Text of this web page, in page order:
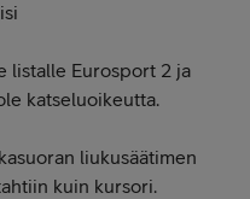
listalle Eurosport 2 ja
katseluoikeutta.
liukusäätimen
kuin kursori.